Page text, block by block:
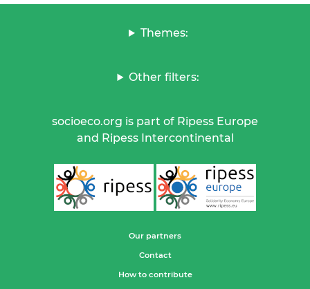
Themes:
Other filters:
socioeco.org is part of Ripess Europe
and Ripess Intercontinental
Our partners
Contact
How to contribute